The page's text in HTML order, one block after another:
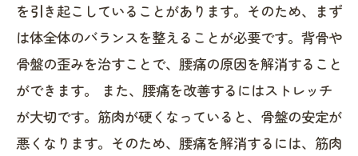
を引き起こしていることがあります。そのため、まず
は体全体のバランスを整えることが必要です。背骨や
骨盤の歪みを治すことで、腰痛の原因を解消すること
ができます。 また、腰痛を改善するにはストレッチ
が大切です。筋肉が硬くなっていると、骨盤の安定が
悪くなります。そのため、腰痛を解消するには、筋肉